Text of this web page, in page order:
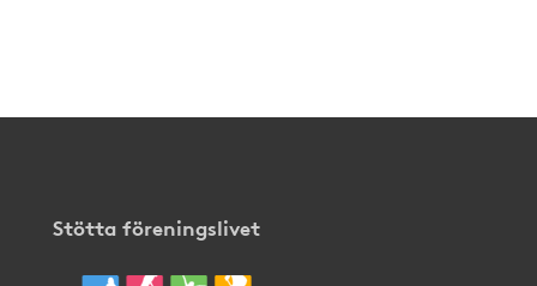
Stötta föreningslivet